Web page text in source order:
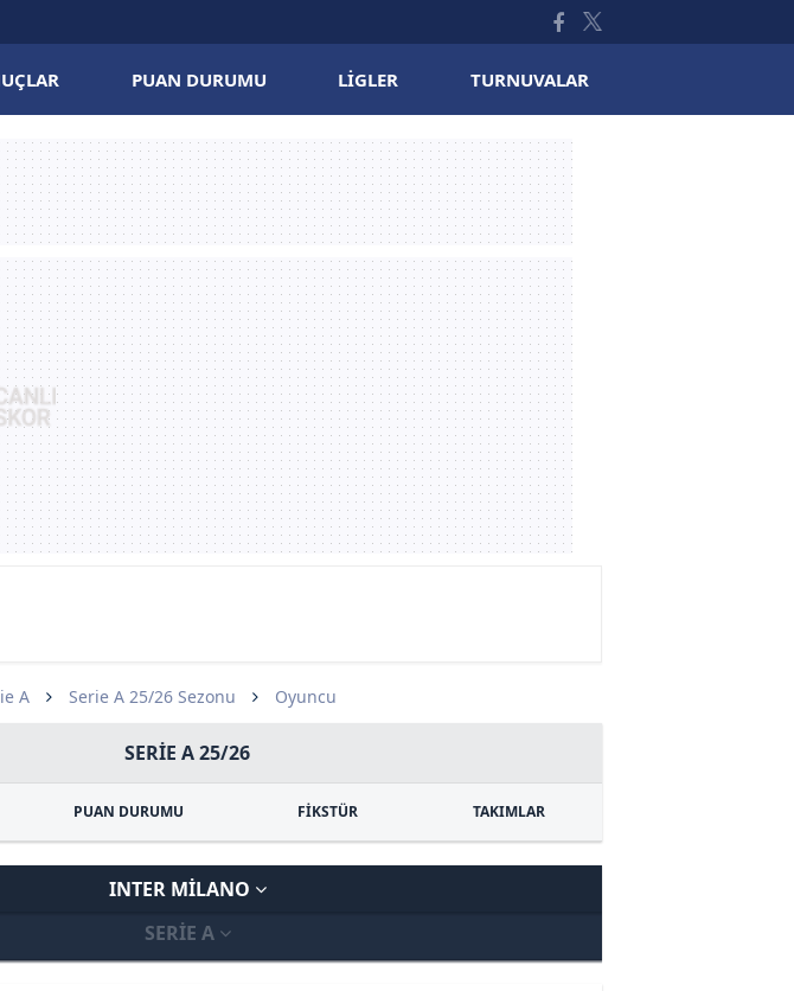
PUAN DURUMU LIGLER TURNUVALAR
A Serie A 25/26 Sezonu Oyuncu
SERIE A 25/26
PUAN DURUMU FİKSTÜR TAKIMLAR
INTER MILANO
SERIE A